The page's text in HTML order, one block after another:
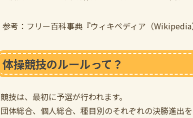
参考：フリー百科事典『ウィキペディア（Wikipedia
体操競技のルールって？
競技は、最初に予選が行われます。
団体総合、個人総合、種目別のそれぞれの決勝進出